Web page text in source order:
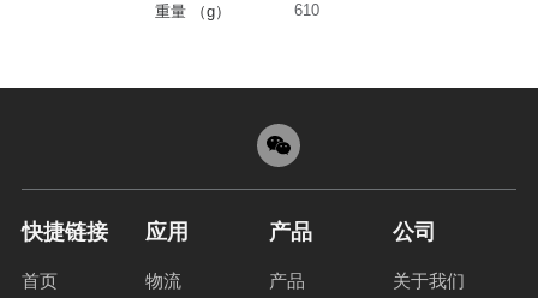
重量 （g） 610
快捷链接
首页
应用
物流
产品
产品
公司
关于我们